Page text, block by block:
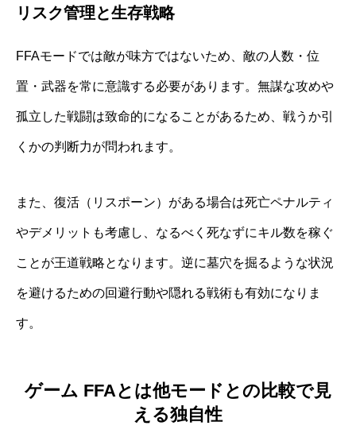
リスク管理と生存戦略
FFAモードでは敵が味方ではないため、敵の人数・位
置・武器を常に意識する必要があります。無謀な攻めや
孤立した戦闘は致命的になることがあるため、戦うか引
くかの判断力が問われます。
また、復活（リスポーン）がある場合は死亡ペナルティ
やデメリットも考慮し、なるべく死なずにキル数を稼ぐ
ことが王道戦略となります。逆に墓穴を掘るような状況
を避けるための回避行動や隠れる戦術も有効になりま
す。
ゲーム FFAとは他モードとの比較で見
える独自性